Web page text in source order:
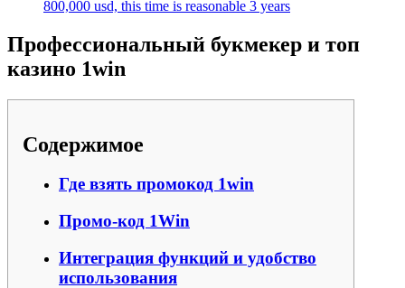
800,000 usd, this time is reasonable 3 years
Профессиональный букмекер и топ
казино 1win
Содержимое
Где взять промокод 1win
Промо-код 1Win
Интеграция функций и удобство
использования